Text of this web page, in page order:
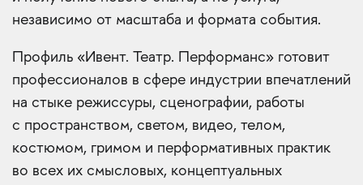
независимо от масштаба и формата события.
Профиль «Ивент. Театр. Перформанс» готовит
профессионалов в сфере индустрии впечатлений
на стыке режиссуры, сценографии, работы
с пространством, светом, видео, телом,
костюмом, гримом и перформативных практик
во всех их смысловых, концептуальных